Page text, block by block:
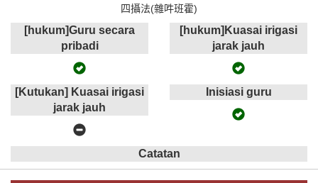
四攝法(雜吽班霍)
[hukum]Guru secara
pribadi
[hukum]Kuasai irigasi
jarak jauh
[Kutukan] Kuasai irigasi
jarak jauh
Inisiasi guru
Catatan